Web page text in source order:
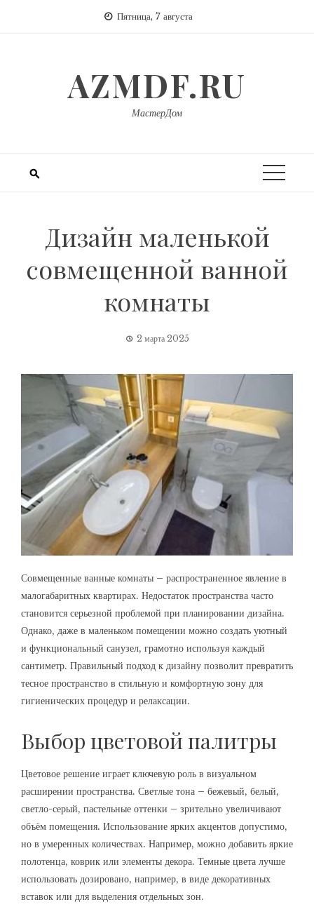
Пятница, 7 августа
AZMDF.RU
МастерДом
Дизайн маленькой
совмещенной ванной
комнаты
2 марта 2025
Совмещенные ванные комнаты – распространенное явление в
малогабаритных квартирах. Недостаток пространства часто
становится серьезной проблемой при планировании дизайна.
Однако, даже в маленьком помещении можно создать уютный
и функциональный санузел, грамотно используя каждый
сантиметр. Правильный подход к дизайну позволит превратить
тесное пространство в стильную и комфортную зону для
гигиенических процедур и релаксации.
Выбор цветовой палитры
Цветовое решение играет ключевую роль в визуальном
расширении пространства. Светлые тона – бежевый, белый,
светло-серый, пастельные оттенки – зрительно увеличивают
объём помещения. Использование ярких акцентов допустимо,
но в умеренных количествах. Например, можно добавить яркие
полотенца, коврик или элементы декора. Темные цвета лучше
использовать дозировано, например, в виде декоративных
вставок или для выделения отдельных зон.